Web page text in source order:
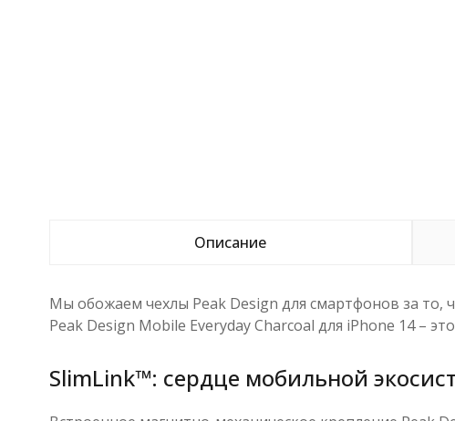
Описание
Мы обожаем чехлы Peak Design для смартфонов за
Peak Design Mobile Everyday Charcoal для iPhone 14 –
SlimLink™: сердце мобильной